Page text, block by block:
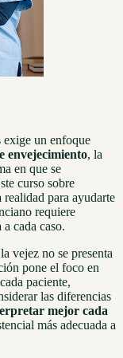
exige un enfoque
envejecimiento, la
en que se
curso sobre
realidad para ayudarte
requiere
cada caso.
vejez no se presenta
pone el foco en
paciente,
las diferencias
mejor cada
más adecuada a